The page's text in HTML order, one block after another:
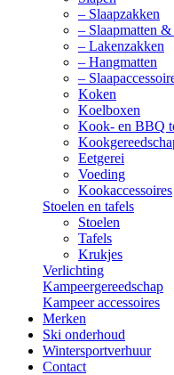
– Slaapzakken
– Slaapmatten
– Lakenzakken
– Hangmatten
–
Koken
Koelboxen
Kook- en BBQ
Eetgerei
Voeding
Kookaccessoires
Stoelen en tafels
Stoelen
Tafels
Krukjes
Verlichting
Kampeergereedschap
Kampeer accessoires
Merken
Ski onderhoud
Wintersportverhuur
Contact